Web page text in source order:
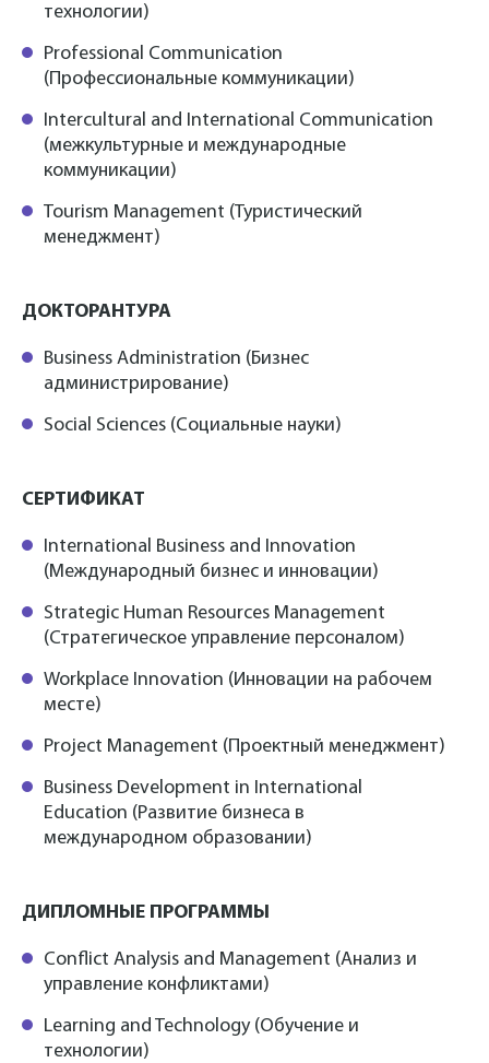
технологии)
Professional Communication
(Профессиональные коммуникации)
Intercultural and International Communication
(межкультурные и международные
коммуникации)
Tourism Management (Туристический
менеджмент)
ДОКТОРАНТУРА
Business Administration (Бизнес
администрирование)
Social Sciences (Социальные науки)
СЕРТИФИКАТ
International Business and Innovation
(Международный бизнес и инновации)
Strategic Human Resources Management
(Стратегическое управление персоналом)
Workplace Innovation (Инновации на рабочем
месте)
Project Management (Проектный менеджмент)
Business Development in International
Education (Развитие бизнеса в
международном образовании)
ДИПЛОМНЫЕ ПРОГРАММЫ
Conflict Analysis and Management (Анализ и
управление конфликтами)
Learning and Technology (Обучение и
технологии)